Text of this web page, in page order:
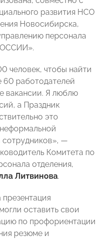
развития НСО
Новосибирска,
персонала
человек, чтобы найти
60 работодателей
вакансии. Я люблю
а Праздник
это
сотрудников», —
Комитета по
отделения,
Литвинова.
оставить свои
по профориентации
резюме и